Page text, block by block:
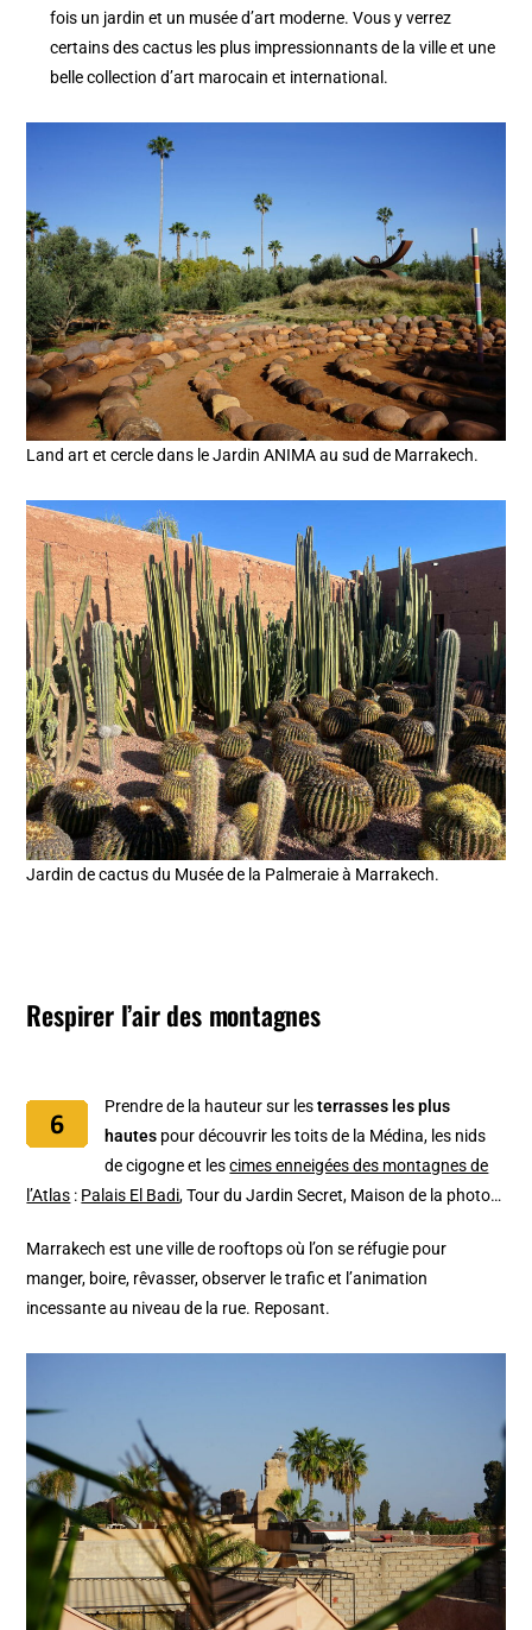
fois un jardin et un musée d’art moderne. Vous y verrez
certains des cactus les plus impressionnants de la ville et une
belle collection d’art marocain et international.
Land art et cercle dans le Jardin ANIMA au sud de Marrakech.
Jardin de cactus du Musée de la Palmeraie à Marrakech.
Respirer l’air des montagnes
Prendre de la hauteur sur lesterrasses les plus
hautes pour découvrir les toits de la Médina, les nids
de cigogne et lescimes enneigées des montagnes de
l’Atlas : Palais El Badi, Tour du Jardin Secret, Maison de la photo…
Marrakech est une ville de rooftops où l’on se réfugie pour
manger, boire, rêvasser, observer le trafic et l’animation
incessante au niveau de la rue. Reposant.